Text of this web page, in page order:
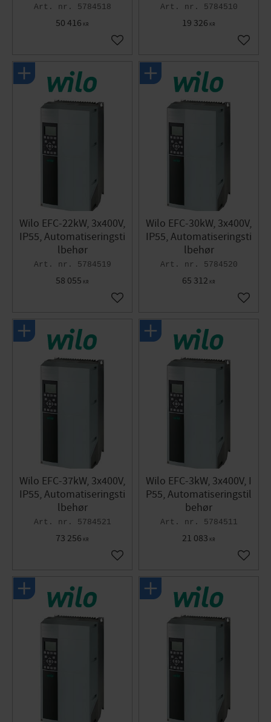
5784518
50 416 KR
Gem som favorit
5784510
19 326 KR
Gem
Wilo EFC-22kW, 3x400V,
IP55, Automatiseringsti
lbehør
5784519
58 055 KR
Gem som favorit
Wilo EFC-30kW, 3x400V,
IP55, Automatiseringsti
lbehør
5784520
65 312 KR
Gem
Wilo EFC-37kW, 3x400V,
IP55, Automatiseringsti
lbehør
5784521
73 256 KR
Gem som favorit
Wilo EFC-3kW, 3x400V, I
P55, Automatiseringstil
behør
5784511
21 083 KR
Gem